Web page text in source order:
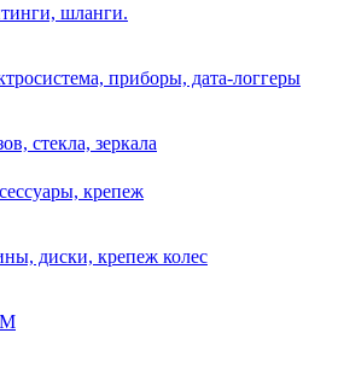
шланги.
приборы, дата-логгеры
стекла, зеркала
крепеж
диски, крепеж колес